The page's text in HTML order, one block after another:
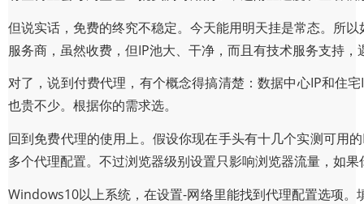
但说实话，免费的终究不稳定。今天能用明天挂是常态。所
服务商，虽然收费，但IP池大、干净，而且有技术服务支持
对了，说到付费代理，有个概念得搞清楚：数据中心IP和住
也贵不少。根据你的需求选。
回到免费代理的使用上。假设你现在手头有十几个实测可用
多个代理配置。不过浏览器级别设置只影响浏览器流量，如
Windows10以上系统，在设置-网络里能找到代理配置选项。